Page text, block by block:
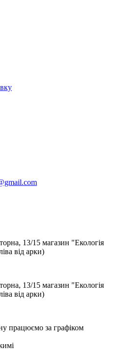
13/15 магазин "Екологія
від арки)
13/15 магазин "Екологія
від арки)
працюємо за графіком